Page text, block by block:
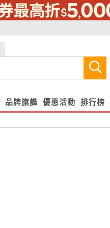
品牌旗艦 優惠活動 排行榜